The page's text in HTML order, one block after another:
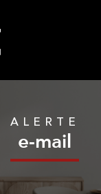
ALERTE
e-mail